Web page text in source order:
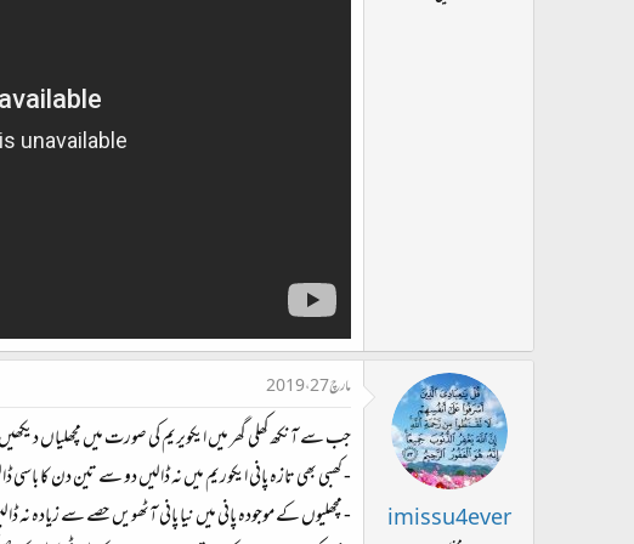
imissu4ever
مارچ 27، 2019
جب سے آنکھ کھلی گھر میں ایکویریم کی صورت میں مچھلیاں
- کھبی بھی تازہ پانی ایکوریم میں نہ ڈالیں دو سے تین دن کا باسی
- مچھلیوں کے موجودہ پانی میں نیا پانی آٹھویں حصے سے زیادہ